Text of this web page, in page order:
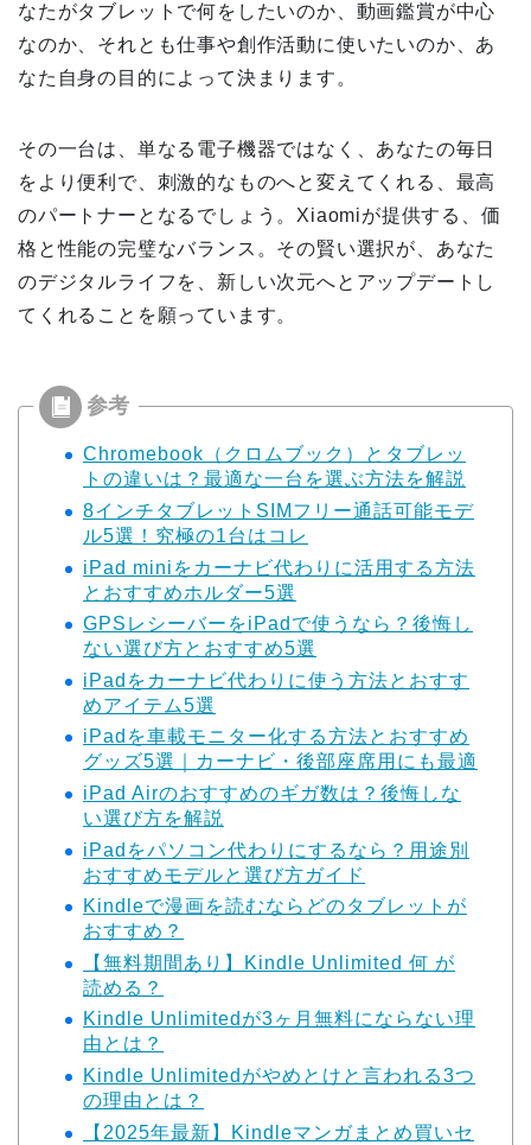
なたがタブレットで何をしたいのか、動画鑑賞が中心
なのか、それとも仕事や創作活動に使いたいのか、あ
なた自身の目的によって決まります。
その一台は、単なる電子機器ではなく、あなたの毎日
をより便利で、刺激的なものへと変えてくれる、最高
のパートナーとなるでしょう。Xiaomiが提供する、価
格と性能の完璧なバランス。その賢い選択が、あなた
のデジタルライフを、新しい次元へとアップデートし
てくれることを願っています。
Chromebook（クロムブック）とタブレッ
トの違いは？最適な一台を選ぶ方法を解説
8インチタブレットSIMフリー通話可能モデ
ル5選！究極の1台はコレ
iPad miniをカーナビ代わりに活用する方法
とおすすめホルダー5選
GPSレシーバーをiPadで使うなら？後悔し
ない選び方とおすすめ5選
iPadをカーナビ代わりに使う方法とおすす
めアイテム5選
iPadを車載モニター化する方法とおすすめ
グッズ5選｜カーナビ・後部座席用にも最適
iPad Airのおすすめのギガ数は？後悔しな
い選び方を解説
iPadをパソコン代わりにするなら？用途別
おすすめモデルと選び方ガイド
Kindleで漫画を読むならどのタブレットが
おすすめ？
【無料期間あり】Kindle Unlimited 何 が
読める？
Kindle Unlimitedが3ヶ月無料にならない理
由とは？
Kindle Unlimitedがやめとけと言われる3つ
の理由とは？
【2025年最新】Kindleマンガまとめ買いセ